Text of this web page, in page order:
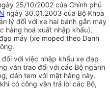
25/10/2002 của Chính phủ
ngày 30.01.2003 của Bộ Khoa
lý đối với xe hai bánh gắn máy
hàng hoá xuất nhập khẩu),
máy (xe moped theo Danh
với việc nhập khẩu xe đạp
văn trao đổi với các Bộ ngành
dán tem với mặt hàng này.
có công văn trả lời các Bộ,